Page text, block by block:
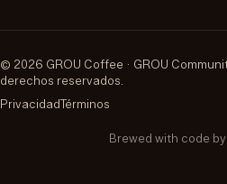
© 2026 GROU Coffee · GROU
derechos reservados.
PrivacidadTérminos
Brewed with code by